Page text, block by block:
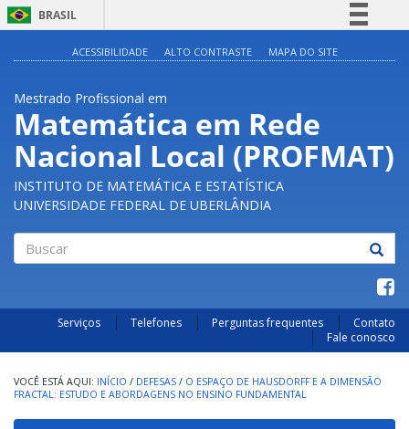
BRASIL
Acesso à informação
Legislação
Canais
ACESSIBILIDADE ALTO CONTRASTE MAPA DO SITE
Mestrado Profissional em
Matemática em Rede
Nacional Local (PROFMAT)
INSTITUTO DE MATEMÁTICA E ESTATÍSTICA
UNIVERSIDADE FEDERAL DE UBERLÂNDIA
Serviços Telefones Perguntas frequentes
Contato
Fale conosco
INÍCIO / DEFESAS / O ESPAÇO DE HAUSDORFF E A DIMENSÃO
FRACTAL: ESTUDO E ABORDAGENS NO ENSINO FUNDAMENTAL